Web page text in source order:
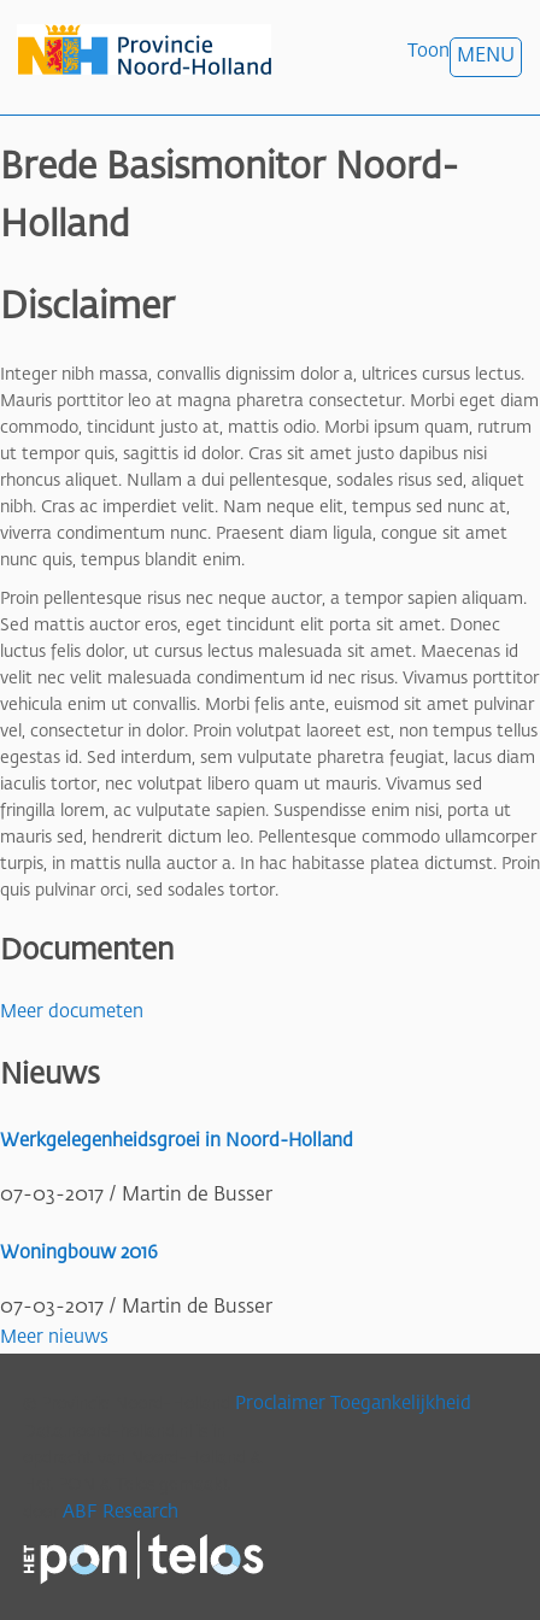
Toon MENU
Brede Basismonitor Noord-
Holland
Disclaimer
Integer nibh massa, convallis dignissim dolor a, ultrices cursus lectus.
Mauris porttitor leo at magna pharetra consectetur. Morbi eget diam
commodo, tincidunt justo at, mattis odio. Morbi ipsum quam, rutrum
ut tempor quis, sagittis id dolor. Cras sit amet justo dapibus nisi
rhoncus aliquet. Nullam a dui pellentesque, sodales risus sed, aliquet
nibh. Cras ac imperdiet velit. Nam neque elit, tempus sed nunc at,
viverra condimentum nunc. Praesent diam ligula, congue sit amet
nunc quis, tempus blandit enim.
Proin pellentesque risus nec neque auctor, a tempor sapien aliquam.
Sed mattis auctor eros, eget tincidunt elit porta sit amet. Donec
luctus felis dolor, ut cursus lectus malesuada sit amet. Maecenas id
velit nec velit malesuada condimentum id nec risus. Vivamus porttitor
vehicula enim ut convallis. Morbi felis ante, euismod sit amet pulvinar
vel, consectetur in dolor. Proin volutpat laoreet est, non tempus tellus
egestas id. Sed interdum, sem vulputate pharetra feugiat, lacus diam
iaculis tortor, nec volutpat libero quam ut mauris. Vivamus sed
fringilla lorem, ac vulputate sapien. Suspendisse enim nisi, porta ut
mauris sed, hendrerit dictum leo. Pellentesque commodo ullamcorper
turpis, in mattis nulla auctor a. In hac habitasse platea dictumst. Proin
quis pulvinar orci, sed sodales tortor.
Documenten
Meer documeten
Nieuws
Werkgelegenheidsgroei in Noord-Holland
07-03-2017 / Martin de Busser
Woningbouw 2016
07-03-2017 / Martin de Busser
Meer nieuws
Proclaimer Toegankelijkheid
doorABF Research